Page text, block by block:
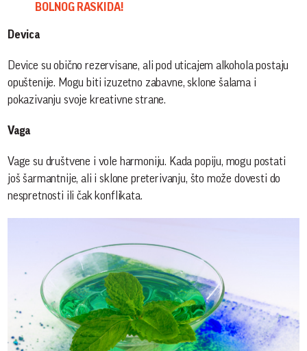
BOLNOG RASKIDA!
Devica
Device su obično rezervisane, ali pod uticajem alkohola postaju
opuštenije. Mogu biti izuzetno zabavne, sklone šalama i
pokazivanju svoje kreativne strane.
Vaga
Vage su društvene i vole harmoniju. Kada popiju, mogu postati
još šarmantnije, ali i sklone preterivanju, što može dovesti do
nespretnosti ili čak konflikata.